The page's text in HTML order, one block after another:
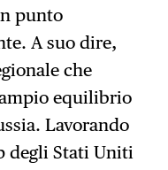
punto
A suo dire,
che
equilibrio
Lavorando
degli Stati Uniti